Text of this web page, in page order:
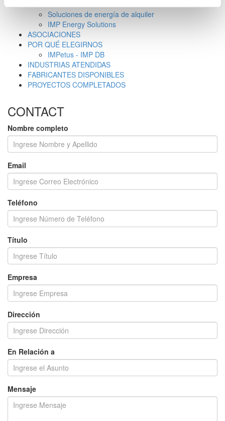
Soluciones de energía de alquiler
IMP Energy Solutions
ASOCIACIONES
POR QUÉ ELEGIRNOS
IMPetus - IMP DB
INDUSTRIAS ATENDIDAS
FABRICANTES DISPONIBLES
PROYECTOS COMPLETADOS
CONTACT
Nombre completo
Email
Teléfono
Título
Empresa
Dirección
En Relación a
Mensaje